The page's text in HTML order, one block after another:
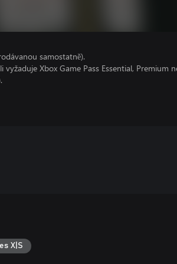
samostatně).
Xbox Game Pass Essential, Premium
X|S